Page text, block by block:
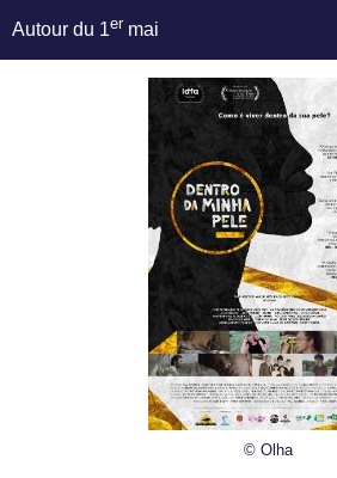
Autour du 1er mai
© Olha